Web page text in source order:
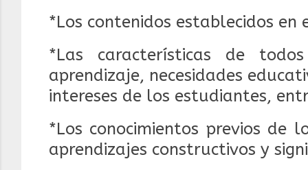
*Los contenidos establecidos
*Las características de
aprendizaje, necesidades
intereses de los estudiantes,
*Los conocimientos previos de
aprendizajes constructivos y